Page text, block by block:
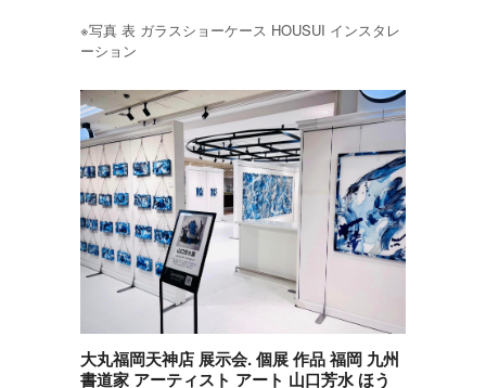
※写真 表 ガラスショーケース HOUSUI インスタレ
ーション
大丸福岡天神店 展示会. 個展 作品 福岡 九州
書道家 アーティスト アート 山口芳水 ほう